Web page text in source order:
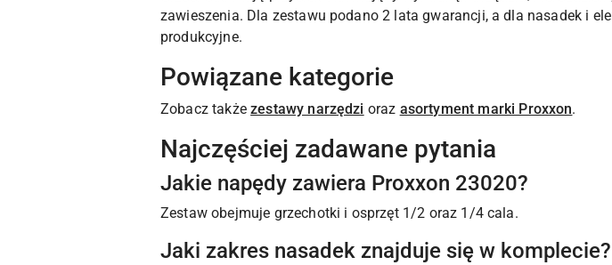
zawieszenia. Dla zestawu podano 2 lata gwarancji, a dla nasadek i
produkcyjne.
Powiązane kategorie
Zobacz takżezestawy narzędzi oraz asortyment marki Proxxon.
Najczęściej zadawane pytania
Jakie napędy zawiera Proxxon 23020?
Zestaw obejmuje grzechotki i osprzęt 1/2 oraz 1/4 cala.
Jaki zakres nasadek znajduje się w komplecie?